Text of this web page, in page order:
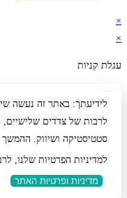
×
×
עגלת קניות
לרבות של צדדים שלישיים,
סטטיסטיקה ושיווק.
למדיניות הפרטיות שלנו,
מדיניות ופרטיות האתר